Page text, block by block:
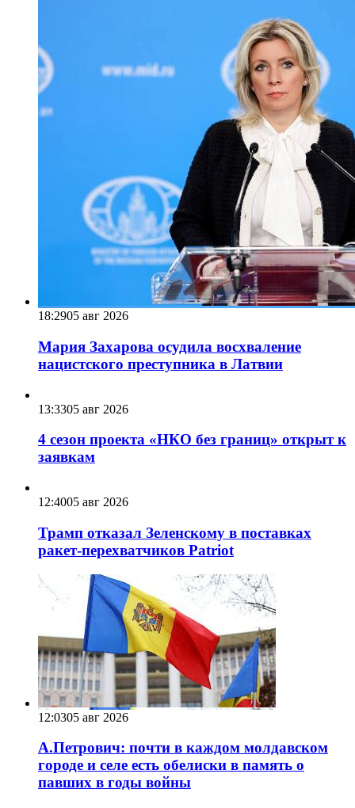
18:2905 авг 2026
Мария Захарова осудила восхваление
нацистского преступника в Латвии
13:3305 авг 2026
4 сезон проекта «НКО без границ» открыт к
заявкам
12:4005 авг 2026
Трамп отказал Зеленскому в поставках
ракет-перехватчиков Patriot
12:0305 авг 2026
А.Петрович: почти в каждом молдавском
городе и селе есть обелиски в память о
павших в годы войны